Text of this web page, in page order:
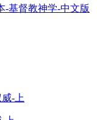
-基督教神学-中文版